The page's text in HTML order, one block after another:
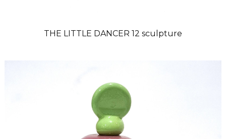
THE LITTLE DANCER 12 sculpture